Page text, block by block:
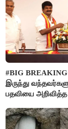
#BIG
இருந்து
பதவியை